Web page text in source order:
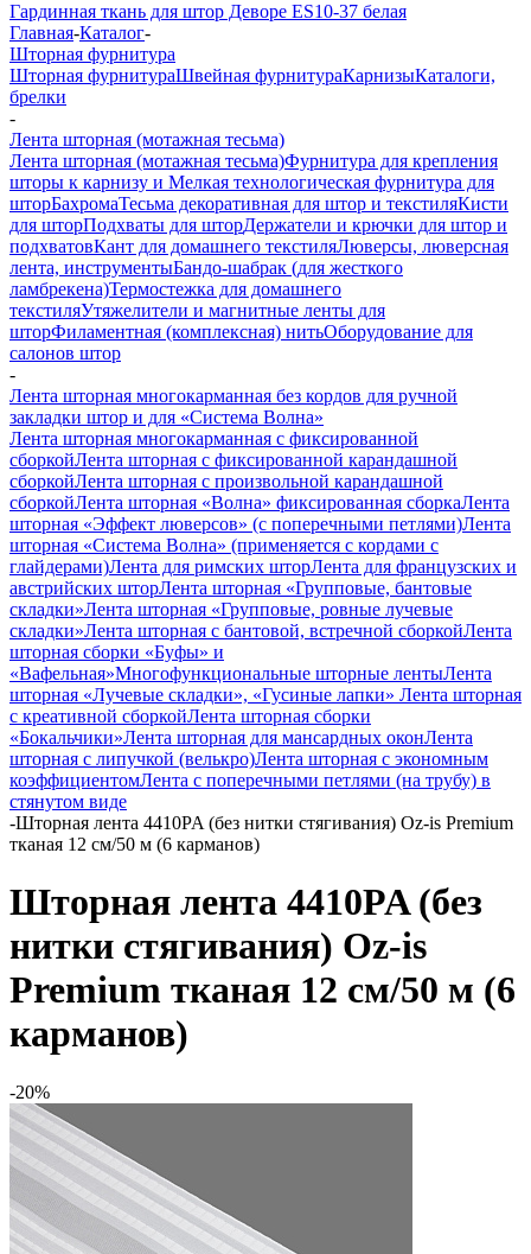
Гардинная ткань для штор Деворе ES10-37 белая
Главная-Каталог-
Шторная фурнитура
Шторная фурнитураШвейная фурнитураКарнизыКаталоги,
брелки
-
Лента шторная (мотажная тесьма)
Лента шторная (мотажная тесьма)Фурнитура для крепления
шторы к карнизу и Мелкая технологическая фурнитура для
шторБахромаТесьма декоративная для штор и текстиляКисти
для шторПодхваты для шторДержатели и крючки для штор и
подхватовКант для домашнего текстиляЛюверсы, люверсная
лента, инструментыБандо-шабрак (для жесткого
ламбрекена)Термостежка для домашнего
текстиляУтяжелители и магнитные ленты для
шторФиламентная (комплексная) нитьОборудование для
салонов штор
-
Лента шторная многокарманная без кордов для ручной
закладки штор и для «Система Волна»
Лента шторная многокарманная с фиксированной
сборкойЛента шторная с фиксированной карандашной
сборкойЛента шторная с произвольной карандашной
сборкойЛента шторная «Волна» фиксированная сборкаЛента
шторная «Эффект люверсов» (с поперечными петлями)Лента
шторная «Система Волна» (применяется с кордами с
глайдерами)Лента для римских шторЛента для французских и
австрийских шторЛента шторная «Групповые, бантовые
складки»Лента шторная «Групповые, ровные лучевые
складки»Лента шторная с бантовой, встречной сборкойЛента
шторная сборки «Буфы» и
«Вафельная»Многофункциональные шторные лентыЛента
шторная «Лучевые складки», «Гусиные лапки» Лента шторная
с креативной сборкойЛента шторная сборки
«Бокальчики»Лента шторная для мансардных оконЛента
шторная с липучкой (велькро)Лента шторная с экономным
коэффициентомЛента с поперечными петлями (на трубу) в
стянутом виде
-Шторная лента 4410PA (без нитки стягивания) Oz-is Premium
тканая 12 см/50 м (6 карманов)
Шторная лента 4410PA (без
нитки стягивания) Oz-is
Premium тканая 12 см/50 м (6
карманов)
-20%